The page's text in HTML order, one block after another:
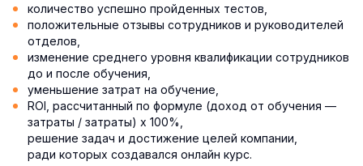
количество успешно пройденных тестов,
положительные отзывы сотрудников и руководителей
отделов,
изменение среднего уровня квалификации сотрудников
до и после обучения,
уменьшение затрат на обучение,
ROI, рассчитанный по формуле (доход от обучения —
затраты / затраты) х 100%,
решение задач и достижение целей компании,
ради которых создавался онлайн курс.